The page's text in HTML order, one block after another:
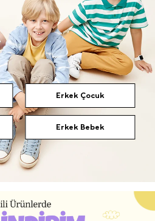
Erkek Çocuk
Erkek Bebek